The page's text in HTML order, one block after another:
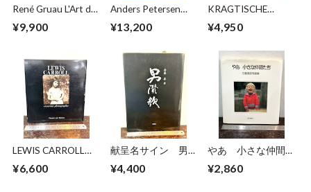
René Gruau L'Art de
of Advertising
¥9,900
Anders Petersen
Photographs 1966-
¥13,200
KRAGTISCHE
¥4,950
LEWIS CARROLL
photographer
¥6,600
献呈名サイン 男讃
¥4,400
やあ 小さな仲間た
¥2,860